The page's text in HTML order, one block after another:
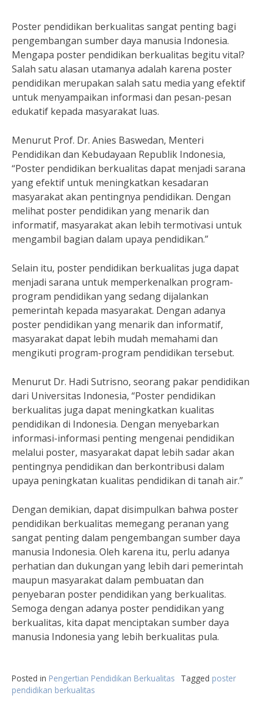
Poster pendidikan berkualitas sangat penting bagi
pengembangan sumber daya manusia Indonesia.
Mengapa poster pendidikan berkualitas begitu vital?
Salah satu alasan utamanya adalah karena poster
pendidikan merupakan salah satu media yang efektif
untuk menyampaikan informasi dan pesan-pesan
edukatif kepada masyarakat luas.
Menurut Prof. Dr. Anies Baswedan, Menteri
Pendidikan dan Kebudayaan Republik Indonesia,
“Poster pendidikan berkualitas dapat menjadi sarana
yang efektif untuk meningkatkan kesadaran
masyarakat akan pentingnya pendidikan. Dengan
melihat poster pendidikan yang menarik dan
informatif, masyarakat akan lebih termotivasi untuk
mengambil bagian dalam upaya pendidikan.”
Selain itu, poster pendidikan berkualitas juga dapat
menjadi sarana untuk memperkenalkan program-
program pendidikan yang sedang dijalankan
pemerintah kepada masyarakat. Dengan adanya
poster pendidikan yang menarik dan informatif,
masyarakat dapat lebih mudah memahami dan
mengikuti program-program pendidikan tersebut.
Menurut Dr. Hadi Sutrisno, seorang pakar pendidikan
dari Universitas Indonesia, “Poster pendidikan
berkualitas juga dapat meningkatkan kualitas
pendidikan di Indonesia. Dengan menyebarkan
informasi-informasi penting mengenai pendidikan
melalui poster, masyarakat dapat lebih sadar akan
pentingnya pendidikan dan berkontribusi dalam
upaya peningkatan kualitas pendidikan di tanah air.”
Dengan demikian, dapat disimpulkan bahwa poster
pendidikan berkualitas memegang peranan yang
sangat penting dalam pengembangan sumber daya
manusia Indonesia. Oleh karena itu, perlu adanya
perhatian dan dukungan yang lebih dari pemerintah
maupun masyarakat dalam pembuatan dan
penyebaran poster pendidikan yang berkualitas.
Semoga dengan adanya poster pendidikan yang
berkualitas, kita dapat menciptakan sumber daya
manusia Indonesia yang lebih berkualitas pula.
Posted in Pengertian Pendidikan Berkualitas Tagged poster
pendidikan berkualitas